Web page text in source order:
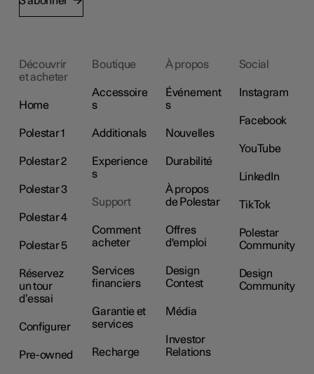
Découvrir
et acheter
Home
Polestar 1
Polestar 2
Polestar 3
Polestar 4
Polestar 5
Réservez
un tour
d’essai
Configurer
Pre-owned
Boutique
Accessoire
s
Additionals
Experience
s
Support
Comment
acheter
Services
financiers
Garantie et
services
Recharge
À propos
Événement
s
Nouvelles
Durabilité
À propos
de Polestar
Offres
d'emploi
Design
Contest
Média
Investor
Relations
Social
Instagram
Facebook
YouTube
LinkedIn
TikTok
Polestar
Community
Design
Community